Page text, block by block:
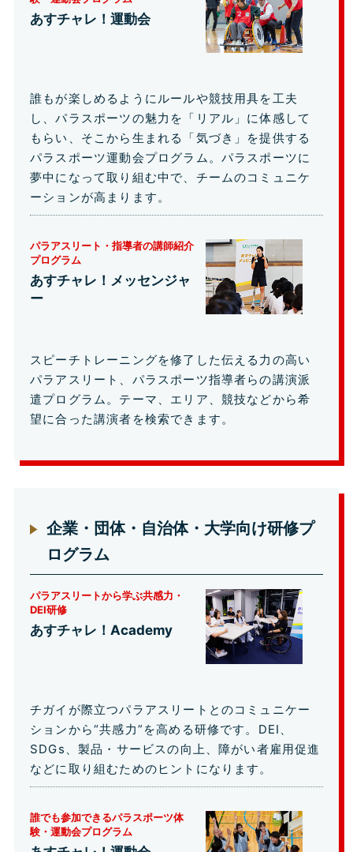
あすチャレ！運動会
誰もが楽しめるようにルールや競技用具を工夫
し、パラスポーツの魅力を「リアル」に体感して
もらい、そこから生まれる「気づき」を提供する
パラスポーツ運動会プログラム。パラスポーツに
夢中になって取り組む中で、チームのコミュニケ
ーションが高まります。
パラアスリート・指導者の講師紹介
プログラム
あすチャレ！メッセンジャ
ー
スピーチトレーニングを修了した伝える力の高い
パラアスリート、パラスポーツ指導者らの講演派
遣プログラム。テーマ、エリア、競技などから希
望に合った講演者を検索できます。
企業・団体・自治体・大学向け研修プ
ログラム
パラアスリートから学ぶ共感力・
DEI研修
あすチャレ！Academy
チガイが際立つパラアスリートとのコミュニケー
ションから“共感力”を高める研修です。DEI、
SDGs、製品・サービスの向上、障がい者雇用促進
などに取り組むためのヒントになります。
誰でも参加できるパラスポーツ体
験・運動会プログラム